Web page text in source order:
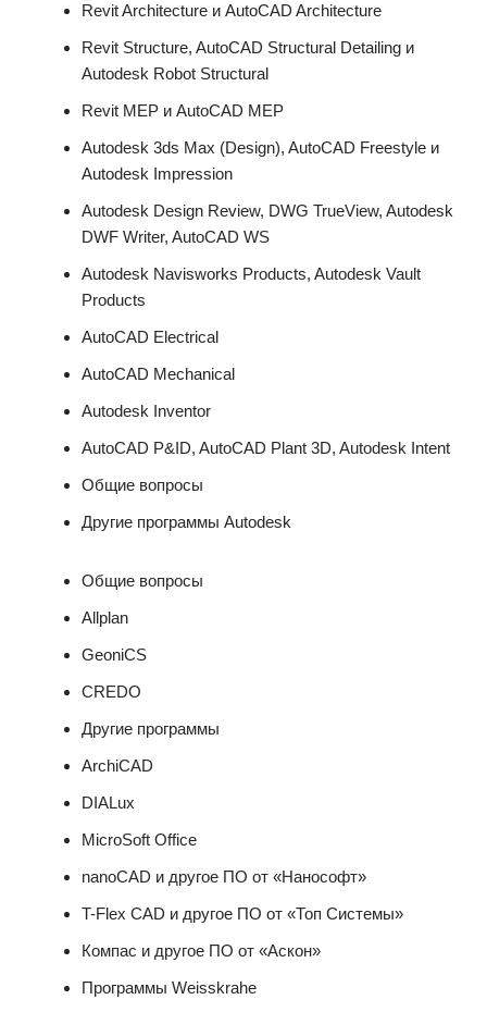
Revit Architecture и AutoCAD Architecture
Revit Structure, AutoCAD Structural Detailing и
Autodesk Robot Structural
Revit MEP и AutoCAD MEP
Autodesk 3ds Max (Design), AutoCAD Freestyle и
Autodesk Impression
Autodesk Design Review, DWG TrueView, Autodesk
DWF Writer, AutoCAD WS
Autodesk Navisworks Products, Autodesk Vault
Products
AutoCAD Electrical
AutoCAD Mechanical
Autodesk Inventor
AutoCAD P&ID, AutoCAD Plant 3D, Autodesk Intent
Общие вопросы
Другие программы Autodesk
Общие вопросы
Allplan
GeoniCS
CREDO
Другие программы
ArchiCAD
DIALux
MicroSoft Office
nanoCAD и другое ПО от «Нанософт»
T-Flex CAD и другое ПО от «Топ Системы»
Компас и другое ПО от «Аскон»
Программы Weisskrahe